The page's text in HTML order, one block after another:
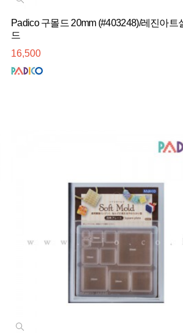
Padico 구몰드 20mm (#403248)/레진아트
드
16,500